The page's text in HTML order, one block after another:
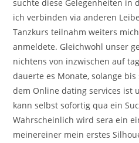
suchte diese Gelegenheiten in
ich verbinden via anderen
Tanzkurs teilnahm weiters
anmeldete. Gleichwohl unser
nichtens von inzwischen auf
dauerte es Monate, solange
dem Online dating services ist
kann selbst sofortig qua ein
Wahrscheinlich wird sera ein
meinereiner mein erstes